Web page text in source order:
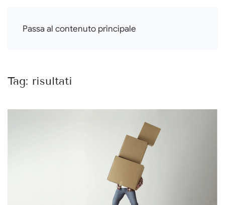
Passa al contenuto principale
Francesca Di Falco
Tag: risultati